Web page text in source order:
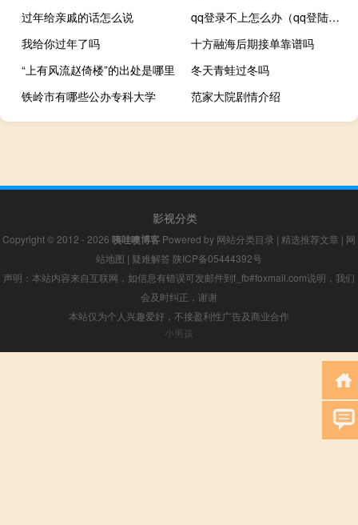
过年给亲戚的话怎么说
qq登录不上怎么办（qq登陆不上）
我给你过年了吗
十方融海后期接单靠谱吗
“上有风流赵倚楼”的出处是哪里
冬天青蛙过冬吗
铁岭市有哪些公办专科大学
范家大院剧情介绍
影视分类
Copyright © 2012 - 2026 咦哇噢博客 Powered by 网站分类目录 | 精选推荐文章 | 网
站地图 | 疑难解答 陕ICP备05444392号
声明：本站内容来自互联网，如信息有错误可发邮件到f_fb#foxmail.com说明，我们
会及时纠正，谢谢
本站仅为个人兴趣爱好，不接盈利性广告及商业合作
小男孩